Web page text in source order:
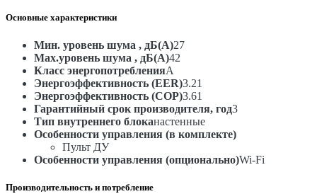
Inverter"
H18A4/BA-
R2DI/AS-
H18A4/BA-
R2DI
Основные характеристики
Мин. уровень шума , дБ(А)27
Max.уровень шума , дБ(А)42
Класс энергопотребленияA
Энергоэффективность (EER)3.21
Энергоэффективность (COP)3.61
Гарантийный срок производителя, год3
Тип внутреннего блоканастенные
Особенности управления (в комплекте)
Пульт ДУ
Особенности управления (опционально)Wi-Fi
Производительность и потребление